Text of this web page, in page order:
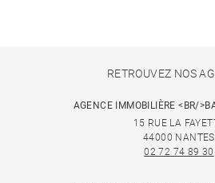
RETROUVEZ NOS
AGENCE IMMOBILIÈRE <BR/
15 RUE LA
44000 NANTES
02 72 74 89 30